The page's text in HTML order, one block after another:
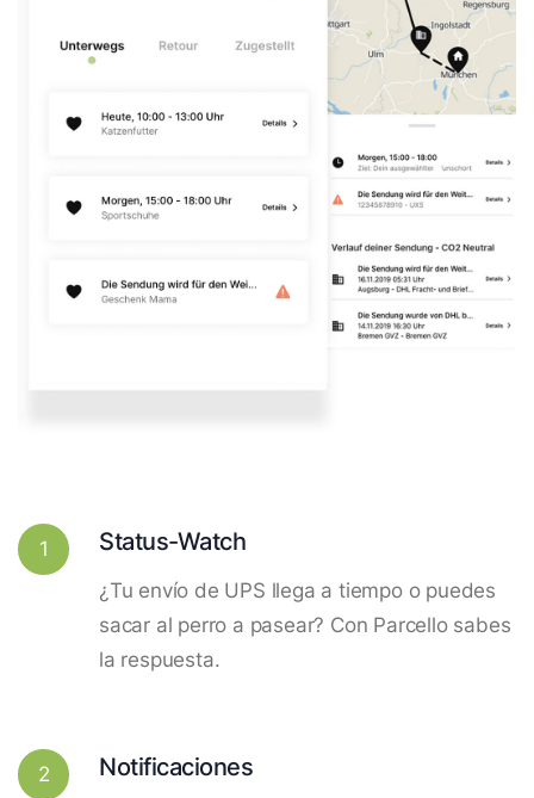
1 Status-Watch
¿Tu envío de UPS llega a tiempo o puedes
sacar al perro a pasear? Con Parcello sabes
la respuesta.
2 Notificaciones